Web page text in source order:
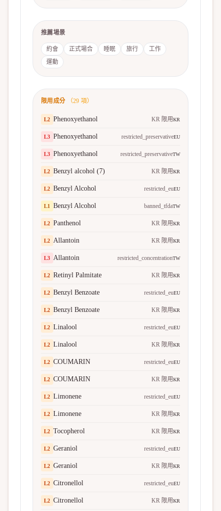
推薦場景
約會 正式場合 睡眠 旅行
工作
運動
限用成分 （29 項）
L2 Phenoxyethanol KR 限用KR
L3 Phenoxyethanol restricted_preservativeEU
L3 Phenoxyethanol restricted_preservativeTW
L2 Benzyl alcohol (7) KR 限用KR
L2 Benzyl Alcohol restricted_euEU
L1 Benzyl Alcohol banned_tfdaTW
L2 Panthenol KR 限用KR
L2 Allantoin KR 限用KR
L3 Allantoin restricted_concentrationTW
L2 Retinyl Palmitate KR 限用KR
L2 Benzyl Benzoate restricted_euEU
L2 Benzyl Benzoate KR 限用KR
L2 Linalool restricted_euEU
L2 Linalool KR 限用KR
L2 COUMARIN restricted_euEU
L2 COUMARIN KR 限用KR
L2 Limonene restricted_euEU
L2 Limonene KR 限用KR
L2 Tocopherol KR 限用KR
L2 Geraniol restricted_euEU
L2 Geraniol KR 限用KR
L2 Citronellol restricted_euEU
L2 Citronellol KR 限用KR